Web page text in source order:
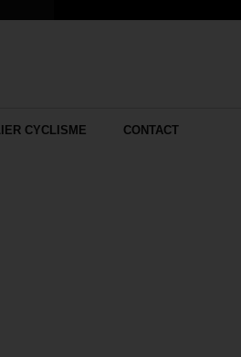
CYCLISME CONTACT